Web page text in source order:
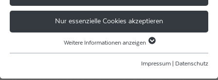
In 2 Wochen startet die Battery Show North America -
Nordamerikas größtes Event für Batterie-Technologie!
2922 in der Halle A-C. Erfahren Sie alles rund um unser
Nur essenzielle Cookies akzeptieren
Essenzielle Cookies werden für grundlegende Funktionen der Webseite
Weitere Informationen anzeigen
Impressum Datenschutz